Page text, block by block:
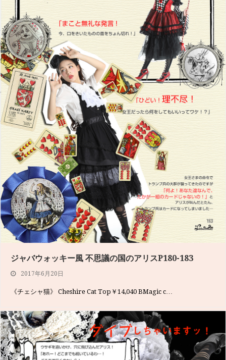
ジャバウォッキー風 不思議の国のアリスP180-183
2017年6月20日
《チェシャ猫》 Cheshire Cat Top￥14,040 BMagic c…